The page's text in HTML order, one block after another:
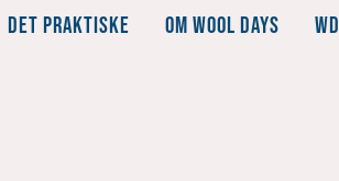
DET PRAKTISKE OM WOOL DAYS